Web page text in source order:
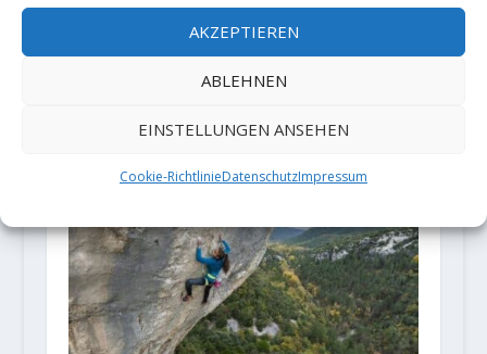
AKZEPTIEREN
ABLEHNEN
EINSTELLUNGEN ANSEHEN
Cookie-RichtlinieDatenschutzImpressum
tötlich verunglückt.